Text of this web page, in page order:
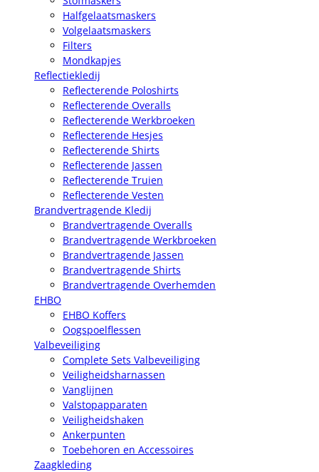
Halfgelaatsmaskers
Volgelaatsmaskers
Filters
Mondkapjes
Reflectiekledij
Reflecterende Poloshirts
Reflecterende Overalls
Reflecterende Werkbroeken
Reflecterende Hesjes
Reflecterende Shirts
Reflecterende Jassen
Reflecterende Truien
Reflecterende Vesten
Brandvertragende Kledij
Brandvertragende Overalls
Brandvertragende Werkbroeken
Brandvertragende Jassen
Brandvertragende Shirts
Brandvertragende Overhemden
EHBO
EHBO Koffers
Oogspoelflessen
Valbeveiliging
Complete Sets Valbeveiliging
Veiligheidsharnassen
Vanglijnen
Valstopapparaten
Veiligheidshaken
Ankerpunten
Toebehoren en Accessoires
Zaagkleding